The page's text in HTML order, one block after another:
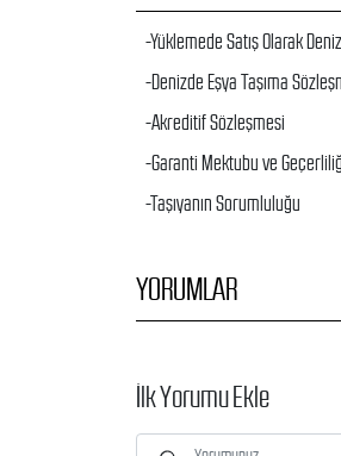
-Yüklemede Satış Olarak
-Denizde Eşya Taşıma
-Akreditif Sözleşmesi
-Garanti Mektubu ve
-Taşıyanın Sorumluluğu
YORUMLAR
İlk Yorumu Ekle